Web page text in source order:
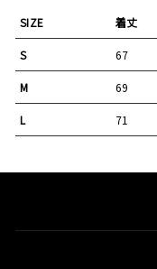
SIZE 着丈
S 67
M 69
L 71